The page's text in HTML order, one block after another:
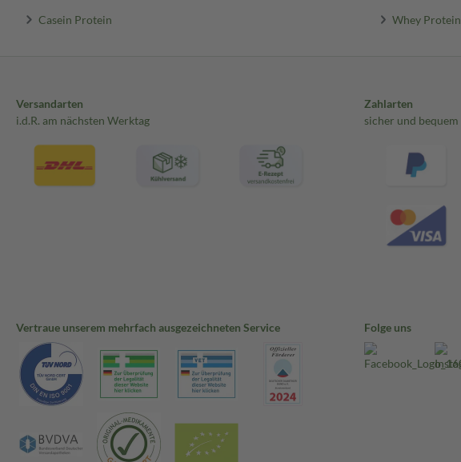
Casein Protein Whey Protein
Versandarten
i.d.R. am nächsten Werktag
Zahlarten
sicher und bequem
Vertraue unserem mehrfach ausgezeichneten Service Folge uns